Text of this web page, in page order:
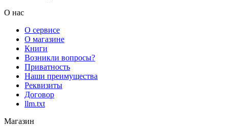
О нас
О сервисе
О магазине
Книги
Возникли вопросы?
Приватность
Наши преимущества
Реквизиты
Договор
llm.txt
Магазин